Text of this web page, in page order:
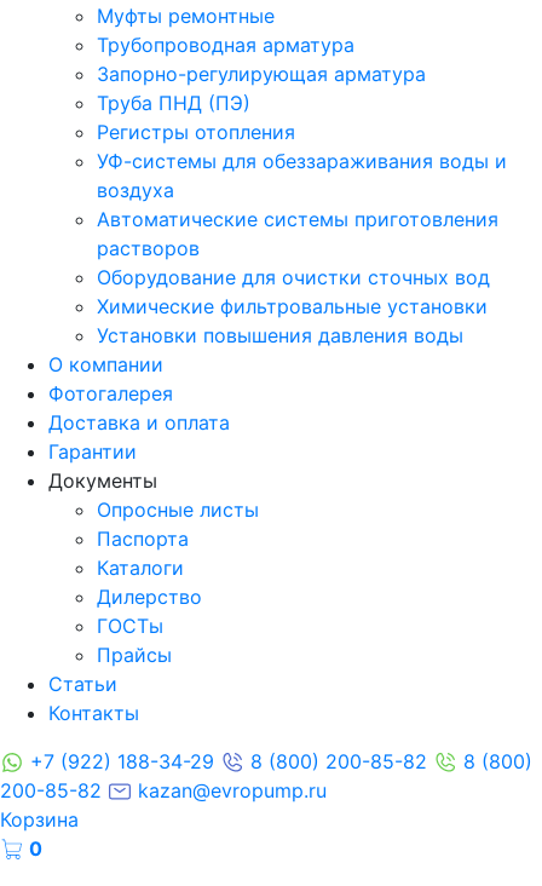
Муфты ремонтные
Трубопроводная арматура
Запорно-регулирующая арматура
Труба ПНД (ПЭ)
Регистры отопления
УФ-системы для обеззараживания воды и
воздуха
Автоматические системы приготовления
растворов
Оборудование для очистки сточных вод
Химические фильтровальные установки
Установки повышения давления воды
О компании
Фотогалерея
Доставка и оплата
Гарантии
Документы
Опросные листы
Паспорта
Каталоги
Дилерство
ГОСТы
Прайсы
Статьи
Контакты
+7 (922) 188-34-29
8 (800) 200-85-82
8 (800)
200-85-82
kazan@evropump.ru
Корзина
0